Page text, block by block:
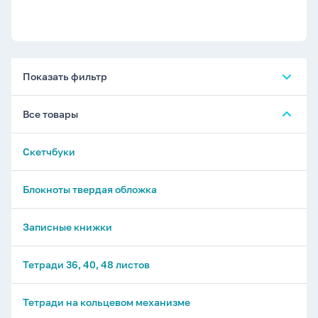
Показать фильтр
Все товары
Скетчбуки
Блокноты твердая обложка
Записные книжки
Тетради 36, 40, 48 листов
Тетради на кольцевом механизме